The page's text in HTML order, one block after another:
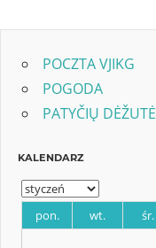
POCZTA VJIKG
POGODA
PATYČIŲ DĖŽUTĖ